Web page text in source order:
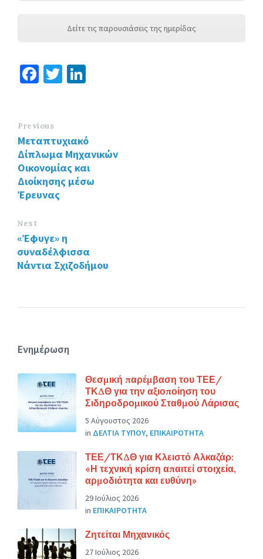
Δείτε τις παρουσιάσεις της ημερίδας
Fa
o
o
k
T
dI
n
Previous
Μεταπτυχιακό
Δίπλωμα Μηχανικών
Οικονομίας και
Διοίκησης μέσω
Έρευνας
Next
«Έφυγε» η
συναδέλφισσα
Νάντια Σχιζοδήμου
Ενημέρωση
Θεσμική παρέμβαση του ΤΕΕ/
ΤΚΔΘ για την αξιοποίηση του
Σιδηροδρομικού Σταθμού Λάρισας
5 Αύγουστος 2026
in ΔΕΛΤΙΑ ΤΥΠΟΥ, ΕΠΙΚΑΙΡΟΤΗΤΑ
ΤΕΕ/ΤΚΔΘ για Κλειστό Αλκαζάρ:
«Η τεχνική κρίση απαιτεί στοιχεία,
αρμοδιότητα και ευθύνη»
29 Ιούλιος 2026
in ΕΠΙΚΑΙΡΟΤΗΤΑ
Ζητείται Μηχανικός
27 Ιούλιος 2026